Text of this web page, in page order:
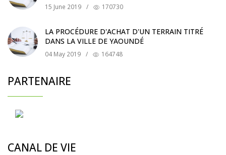
15 June 2019 / 170730
LA PROCÉDURE D'ACHAT D'UN TERRAIN TITRÉ
DANS LA VILLE DE YAOUNDÉ
04 May 2019 / 164748
PARTENAIRE
CANAL DE VIE